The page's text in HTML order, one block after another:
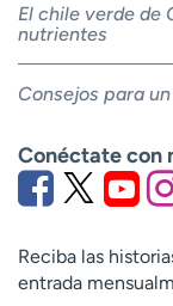
El chile verde de
nutrientes
Consejos para
Conéctate con
Reciba las
entrada